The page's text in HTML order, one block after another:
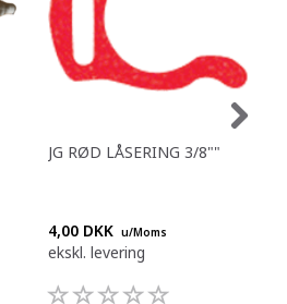
JG RØD LÅSERING 3/8""
4,00 DKK u/Moms
ekskl. levering